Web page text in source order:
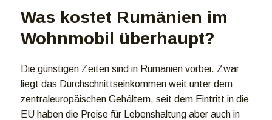
Was kostet Rumänien im
Wohnmobil überhaupt?
Die günstigen Zeiten sind in Rumänien vorbei. Zwar
liegt das Durchschnittseinkommen weit unter dem
zentraleuropäischen Gehältern, seit dem Eintritt in die
EU haben die Preise für Lebenshaltung aber auch in